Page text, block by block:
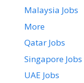
Malaysia Jobs
More
Qatar Jobs
Singapore Jobs
UAE Jobs